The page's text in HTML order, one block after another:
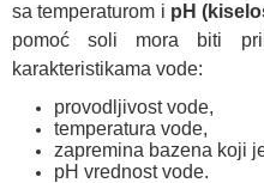
sa temperaturom i pH
pomoć soli mora biti
karakteristikama vode:
provodljivost vode,
temperatura vode,
zapremina bazena koji
pH vrednost vode.